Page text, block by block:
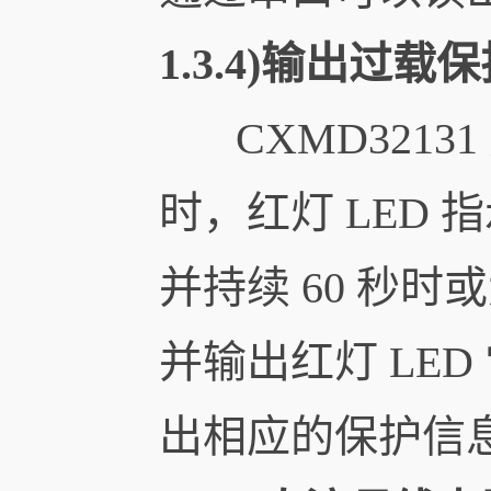
1.3.4)输出过载
CXMD32131
时，红灯 LED
并持续 60 秒时
并输出红灯
出相应的保护信